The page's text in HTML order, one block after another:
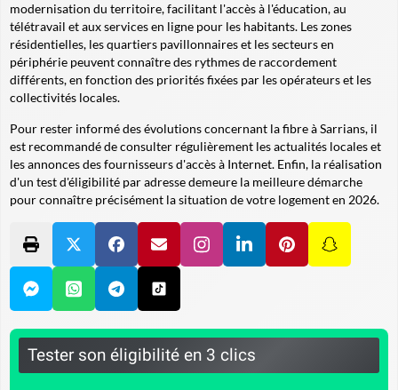
modernisation du territoire, facilitant l'accès à l'éducation, au
télétravail et aux services en ligne pour les habitants. Les zones
résidentielles, les quartiers pavillonnaires et les secteurs en
périphérie peuvent connaître des rythmes de raccordement
différents, en fonction des priorités fixées par les opérateurs et les
collectivités locales.
Pour rester informé des évolutions concernant la fibre à Sarrians, il
est recommandé de consulter régulièrement les actualités locales et
les annonces des fournisseurs d'accès à Internet. Enfin, la réalisation
d'un test d'éligibilité par adresse demeure la meilleure démarche
pour connaître précisément la situation de votre logement en 2026.
Tester son éligibilité en 3 clics